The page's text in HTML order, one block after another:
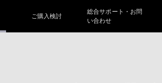
ご購入検討
総合サポート・お問
い合わせ